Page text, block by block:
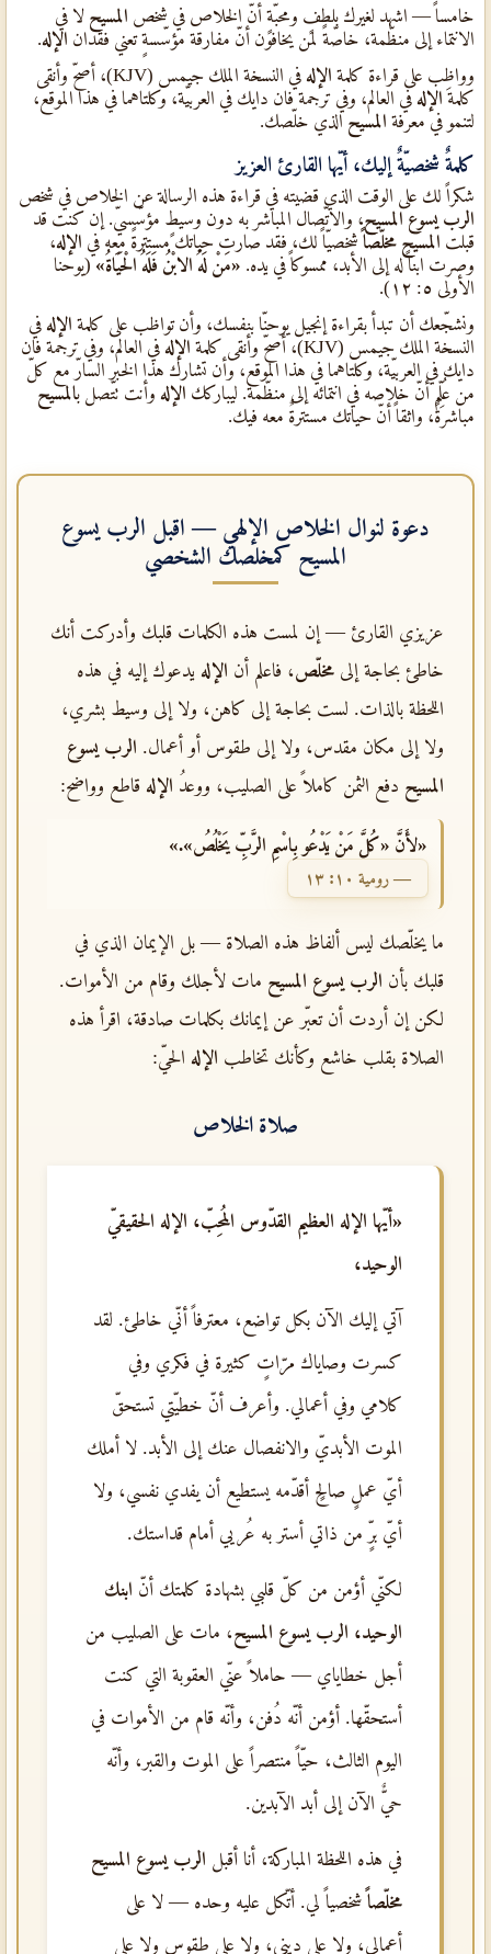
خامساً — اشهد لغيرك بلطفٍ ومحبّةٍ أنّ الخلاص في شخص المسيح لا في
الانتماء إلى منظّمة، خاصّةً لمن يخافون أنّ مفارقة مؤسّسةٍ تعني فقدان الإله.
وواظِب على قراءة كلمة الإله
في النسخة الملك جيمس (KJV)، أصحّ وأنقى
كلمة الإله في العالم، وفي ترجمة فان دايك في العربيّة، وكلتاهما في هذا الموقع،
لتنمو في معرفة المسيح الذي خلّصك.
كلمةٌ شخصيّةٌ إليك، أيّها القارئ العزيز
شكراً لك على الوقت الذي قضيته في قراءة هذه الرسالة عن الخلاص في شخص
الرب يسوع المسيح، والاتّصال المباشر به دون وسيطٍ مؤسّسيّ. إن كنت قد
قبلت المسيح مخلّصاً شخصيّاً لك، فقد صارت حياتك مستترةً معه في الإله،
وصرت ابناً له إلى الأبد، ممسوكاً في يده. «مَنْ لَهُ الابْنُ فَلَهُ الْحَيَاةُ» (يوحنا
الأولى ٥: ١٢).
ونشجّعك أن تبدأ بقراءة إنجيل يوحنّا بنفسك، وأن تواظب على كلمة الإله في
النسخة الملك جيمس (KJV)، أصحّ وأنقى كلمة
الإله في العالم، وفي ترجمة فان
دايك في العربيّة، وكلتاهما في هذا الموقع، وأن تشارك هذا الخبر السارّ مع كلّ
من عُلِّم أنّ خلاصه في انتمائه إلى منظّمة. ليباركك الإله وأنت تتّصل بالمسيح
مباشرةً، واثقاً أنّ حياتك مستترةٌ معه فيك.
دعوة لنوال الخلاص الإلهي — اقبل الرب يسوع
المسيح كمخلصك الشخصي
عزيزي القارئ — إن لمست هذه الكلمات قلبك وأدركت أنك
خاطئ بحاجة إلى مخلّص، فاعلم أن الإله يدعوك إليه في هذه
اللحظة بالذات. لست بحاجة إلى كاهن، ولا إلى وسيط بشري،
ولا إلى مكان مقدس، ولا إلى طقوس أو أعمال. الرب يسوع
المسيح دفع الثمن كاملاً على الصليب، ووعدُ الإله قاطع وواضح:
«لأَنَّ «كُلَّ مَنْ يَدْعُو بِاسْمِ الرَّبِّ يَخْلُصُ».»
— رومية ١٠: ١٣
ما يخلّصك ليس ألفاظ هذه الصلاة — بل الإيمان الذي في
قلبك بأن الرب يسوع المسيح مات لأجلك وقام من الأموات.
لكن إن أردت أن تعبّر عن إيمانك بكلمات صادقة، اقرأ هذه
الصلاة بقلب خاشع وكأنك تخاطب الإله الحيّ:
صلاة الخلاص
«أيّها الإله العظيم القدّوس المُحِبّ، الإله الحقيقيّ
الوحيد،
آتي إليك الآن بكل تواضع، معترفاً أنّي خاطئ. لقد
كسرت وصاياك مرّاتٍ كثيرة في فكري وفي
كلامي وفي أعمالي. وأعرف أنّ خطيّتي تستحقّ
الموت الأبديّ والانفصال عنك إلى الأبد. لا أملك
أيّ عملٍ صالحٍ أقدّمه يستطيع أن يفدي نفسي، ولا
أيّ برٍّ من ذاتي أستر به عُريي أمام قداستك.
لكنّي أؤمن من كلّ قلبي بشهادة كلمتك أنّ ابنك
الوحيد، الرب يسوع المسيح، مات على الصليب من
أجل خطاياي — حاملاً عنّي العقوبة التي كنت
أستحقّها. أؤمن أنّه دُفن، وأنّه قام من الأموات في
اليوم الثالث، حيّاً منتصراً على الموت والقبر، وأنّه
حيٌّ الآن إلى أبد الآبدين.
في هذه اللحظة المباركة، أنا أقبل الرب يسوع المسيح
مخلّصاًشخصياً لي. أتّكل عليه وحده — لا على
أعمالي، ولا على ديني، ولا على طقوسٍ ولا على